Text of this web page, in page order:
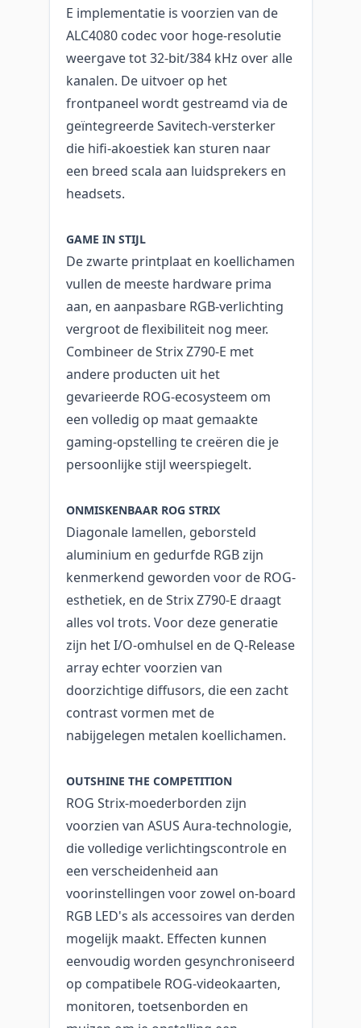
E implementatie is voorzien van de
ALC4080 codec voor hoge-resolutie
weergave tot 32-bit/384 kHz over alle
kanalen. De uitvoer op het
frontpaneel wordt gestreamd via de
geïntegreerde Savitech-versterker
die hifi-akoestiek kan sturen naar
een breed scala aan luidsprekers en
headsets.
GAME IN STIJL
De zwarte printplaat en koellichamen
vullen de meeste hardware prima
aan, en aanpasbare RGB-verlichting
vergroot de flexibiliteit nog meer.
Combineer de Strix Z790-E met
andere producten uit het
gevarieerde ROG-ecosysteem om
een volledig op maat gemaakte
gaming-opstelling te creëren die je
persoonlijke stijl weerspiegelt.
ONMISKENBAAR ROG STRIX
Diagonale lamellen, geborsteld
aluminium en gedurfde RGB zijn
kenmerkend geworden voor de ROG-
esthetiek, en de Strix Z790-E draagt
alles vol trots. Voor deze generatie
zijn het I/O-omhulsel en de Q-Release
array echter voorzien van
doorzichtige diffusors, die een zacht
contrast vormen met de
nabijgelegen metalen koellichamen.
OUTSHINE THE COMPETITION
ROG Strix-moederborden zijn
voorzien van ASUS Aura-technologie,
die volledige verlichtingscontrole en
een verscheidenheid aan
voorinstellingen voor zowel on-board
RGB LED's als accessoires van derden
mogelijk maakt. Effecten kunnen
eenvoudig worden gesynchroniseerd
op compatibele ROG-videokaarten,
monitoren, toetsenborden en